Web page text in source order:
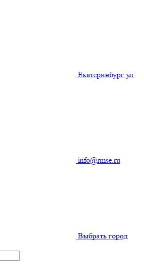
Екатеринбург ул.
info@rmse.ru
Выбрать город